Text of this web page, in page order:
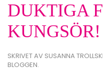
DUKTIGA
KUNGSÖR!
SKRIVET AV SUSANNA
BLOGGEN.